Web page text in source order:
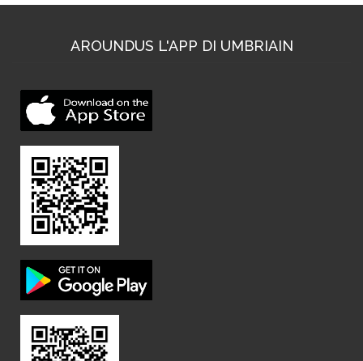
AROUNDUS L'APP DI UMBRIAIN